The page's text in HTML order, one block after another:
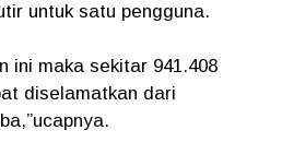
untuk satu pengguna.
ini maka sekitar 941.408
diselamatkan dari